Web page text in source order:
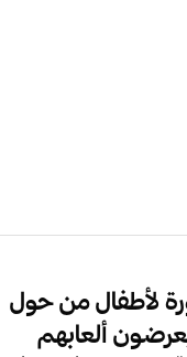
لأطفال من حول
ألعابهم